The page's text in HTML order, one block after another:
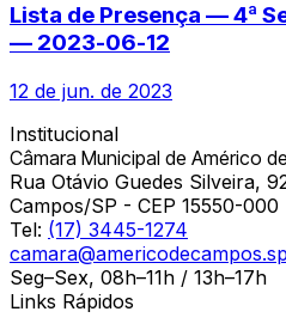
Lista de Presença — 4ª
— 2023-06-12
12 de jun. de 2023
Institucional
Câmara Municipal de Américo
Rua Otávio Guedes Silveira,
Campos/SP - CEP 15550-000
Tel: (17) 3445-1274
Seg–Sex, 08h–11h / 13h–17h
Links Rápidos